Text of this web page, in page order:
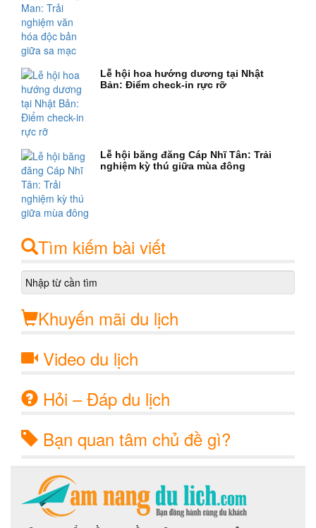
Lễ hội hoa hướng dương tại Nhật
Bản: Điểm check-in rực rỡ
Lễ hội băng đăng Cáp Nhĩ Tân: Trải
nghiệm kỳ thú giữa mùa đông
Tìm kiếm bài viết
Khuyến mãi du lịch
Video du lịch
Hỏi – Đáp du lịch
Bạn quan tâm chủ đề gì?